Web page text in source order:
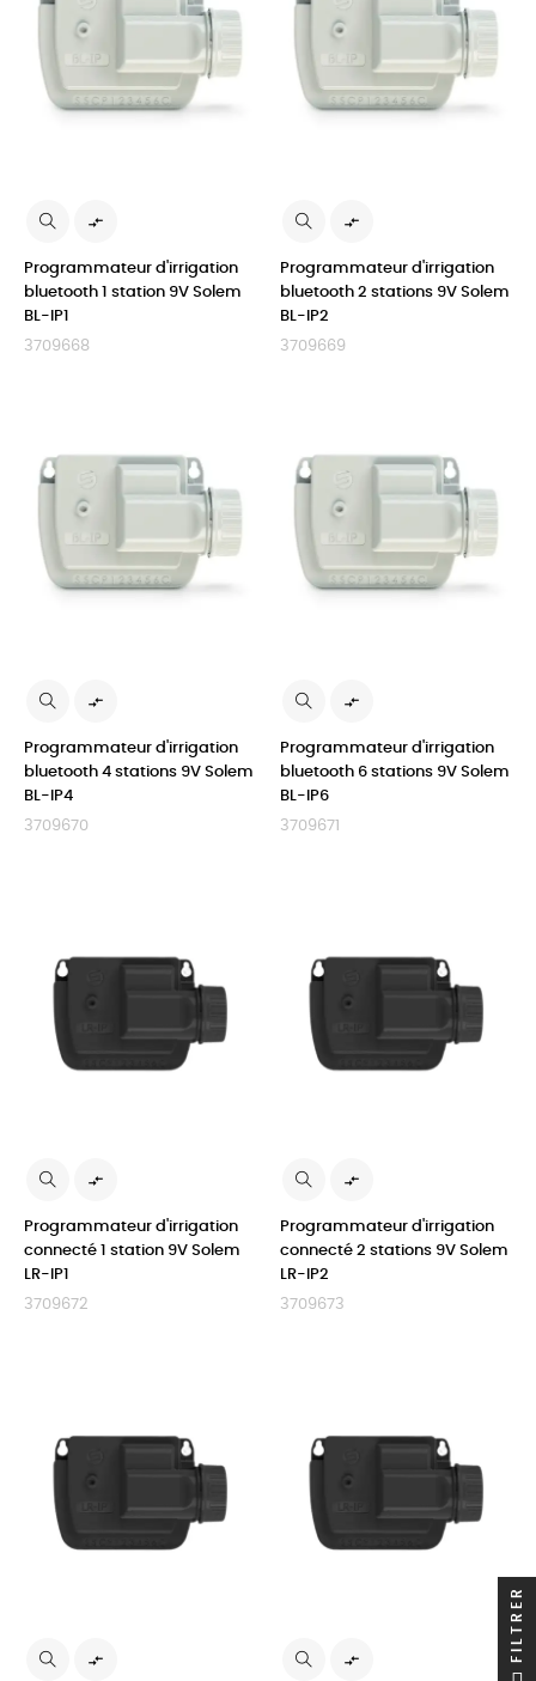

Programmateur d'irrigation
bluetooth 1 station 9V Solem
BL-IP1
3709668

Programmateur d'irrigation
bluetooth 2 stations 9V Solem
BL-IP2
3709669

Programmateur d'irrigation
bluetooth 4 stations 9V Solem
BL-IP4
3709670

Programmateur d'irrigation
bluetooth 6 stations 9V Solem
BL-IP6
3709671

Programmateur d'irrigation
connecté 1 station 9V Solem
LR-IP1
3709672

Programmateur d'irrigation
connecté 2 stations 9V Solem
LR-IP2
3709673
  FILTRER